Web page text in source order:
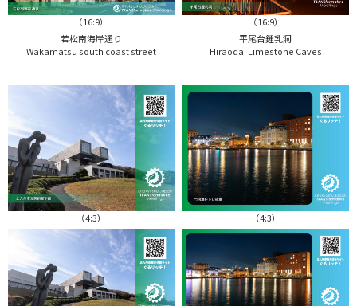
（16:9）
若松南海岸通り
Wakamatsu south coast street
（16:9）
平尾台鍾乳洞
Hiraodai Limestone Caves
（4:3） （4:3）